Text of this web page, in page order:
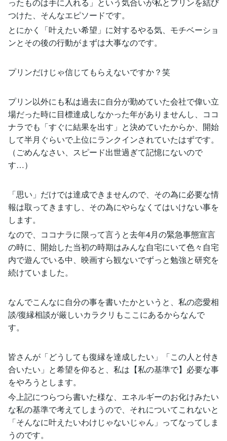
つけた、そんなエピソードです。
とにかく「叶えたい希望」に対するやる気、モチベーショ
ンとその後の行動がまずは大事なのです。
プリンだけじゃ信じてもらえないですか？笑
プリン以外にも私は過去に自分が勤めていた会社で偉い立
場だった時に目標達成しなかった年がありませんし、ココ
ナラでも「すぐに結果を出す」と決めていたからか、開始
して半月ぐらいで上位にランクインされていたはずです。
（ごめんなさい、スピード出世過ぎて記憶にないので
す…）
「思い」だけでは達成できませんので、その為に必要な情
報は取ってきますし、その為にやらなくてはいけない事を
します。
なので、ココナラに限って言うと去年4月の緊急事態宣言
の時に、開始した当初の時期はみんな自宅にいて色々自宅
内で遊んでいる中、映画すら観ないでずっと勉強と研究を
続けていました。
なんでこんなに自分の事を書いたかというと、私の恋愛相
談/復縁相談が厳しいカラクリもここにあるからなんで
す。
皆さんが「どうしても復縁を達成したい」「この人と付き
合いたい」と希望を仰ると、私は【私の基準で】必要な事
をやろうとします。
今上記につらつら書いた様な、エネルギーのお化けみたい
な私の基準で考えてしまうので、それについてこれないと
「そんなに叶えたいわけじゃないじゃん」ってなってしま
うのです。